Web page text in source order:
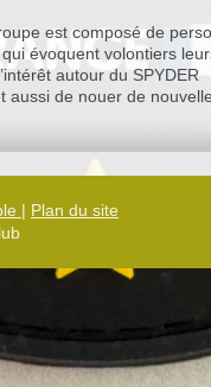
est composé de
évoquent volontiers
autour du SPYDER
aussi de nouer de
| Plan du site